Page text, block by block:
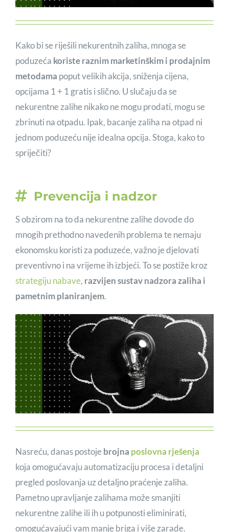
Kako bi se riješili nekurentnih zaliha, mnoga se
poduzeća koriste raznim marketinškim i prodajnim
metodama poput velikih akcija, sniženja cijena,
opcijama 1 + 1 gratis i slično. U slučaju da se
nekurentne zalihe nikako ne mogu prodati, mogu se
zbrinuti na otpadu. Ipak, bacanje zaliha na otpad ni
jednom poduzeću nije idealna opcija. Stoga, kako to
spriječiti?
Prevencija i nadzor
S obzirom na to da nekurentne zalihe dovode do
mnogih prethodno navedenih problema te nemaju
ekonomsku koristi za poduzeće, važno je djelovati
preventivno i na vrijeme ih izbjeći. To se postiže kroz
strategiju nabave, razvijen sustav nadzora zaliha i
pametnim planiranjem.
Nasreću, danas postojebrojna poslovna rješenja
koja omogućavaju automatizaciju procesa i detaljni
pregled poslovanja uz detaljno praćenje zaliha.
Pametno upravljanje zalihama može smanjiti
nekurentne zalihe ili ih u potpunosti eliminirati,
omogućavajući vam manje briga i više zarade.